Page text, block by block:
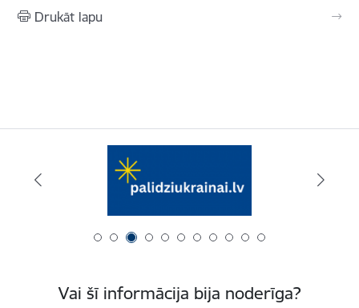
Drukāt lapu
Vai šī informācija bija noderīga?